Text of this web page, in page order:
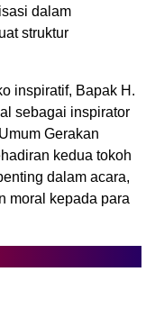
dalam
struktur
inspiratif, Bapak H.
sebagai inspirator
Gerakan
kedua tokoh
dalam acara,
moral kepada para